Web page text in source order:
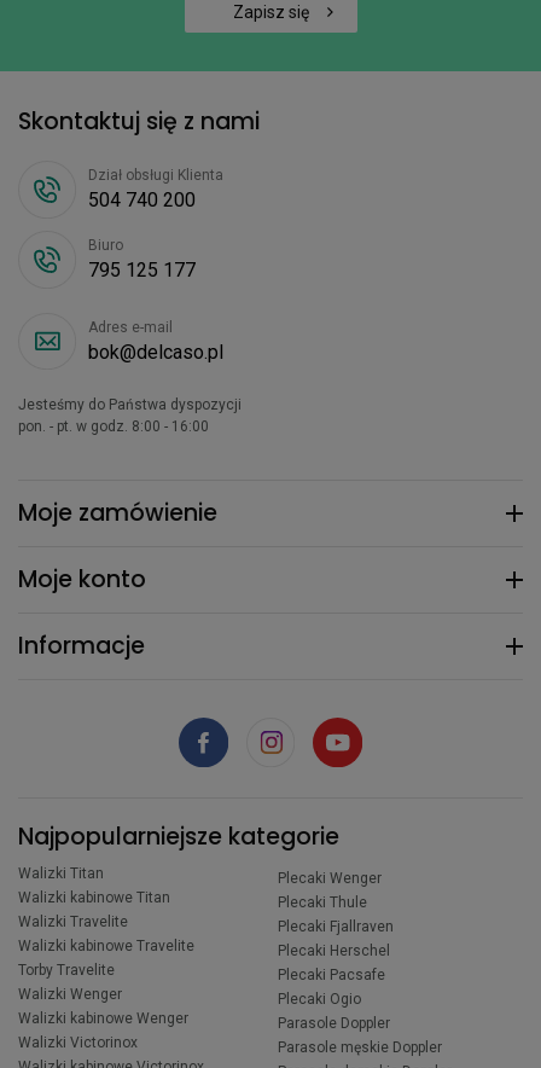
Zapisz się
Moje zamówienie
Moje konto
Informacje
Skontaktuj się z nami
Dział obsługi Klienta
504 740 200
Biuro
795 125 177
Adres e-mail
bok@delcaso.pl
Jesteśmy do Państwa dyspozycji
pon. - pt. w godz. 8:00 - 16:00
Najpopularniejsze kategorie
Walizki Titan
Walizki kabinowe Titan
Walizki Travelite
Walizki kabinowe Travelite
Torby Travelite
Walizki Wenger
Walizki kabinowe Wenger
Walizki Victorinox
Plecaki Wenger
Plecaki Thule
Plecaki Fjallraven
Plecaki Herschel
Plecaki Pacsafe
Plecaki Ogio
Parasole Doppler
Parasole męskie Doppler